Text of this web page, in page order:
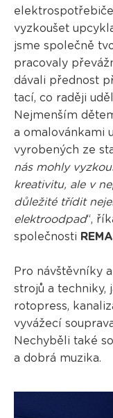
vyzkoušet
jsme společně
pracovaly
dávali přednost
tací, co raději
Nejmenším
a omalovánkami
vyrobených ze
nás mohly
kreativitu, ale v
důležité třídit
elektroodpad“,
společnosti
Pro návštěvníky
strojů a techniky,
rotopress,
vyvážecí
Nechyběli také
a dobrá muzika.